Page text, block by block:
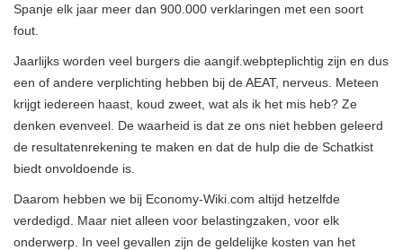
Spanje elk jaar meer dan 900.000 verklaringen met een soort
fout.
Jaarlijks worden veel burgers die aangif.webpteplichtig zijn en dus
een of andere verplichting hebben bij de AEAT, nerveus. Meteen
krijgt iedereen haast, koud zweet, wat als ik het mis heb? Ze
denken evenveel. De waarheid is dat ze ons niet hebben geleerd
de resultatenrekening te maken en dat de hulp die de Schatkist
biedt onvoldoende is.
Daarom hebben we bij Economy-Wiki.com altijd hetzelfde
verdedigd. Maar niet alleen voor belastingzaken, voor elk
onderwerp. In veel gevallen zijn de geldelijke kosten van het